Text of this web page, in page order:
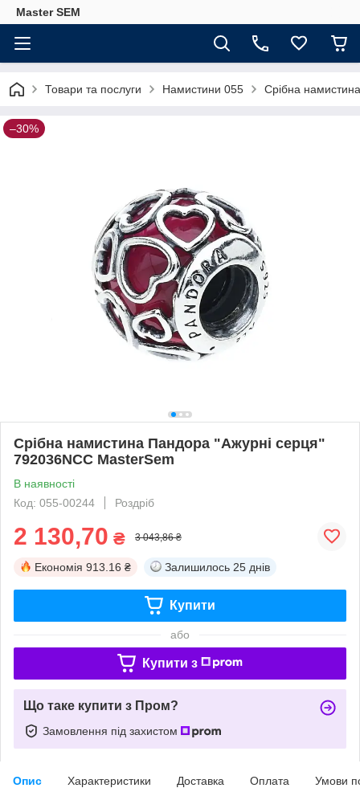
Master SEM
Товари та послуги Намистини 055 Срібна
–30%
Срібна намистина Пандора "Ажурні серця"
792036NCC MasterSem
В наявності
Код: 055-00244
Роздріб
2 130,70 ₴ 3 043,86 ₴
Економія 913.16 ₴ Залишилось 25 днів
Купити
або
Купити з
Що таке купити з Пром?
Замовлення під захистом
Опис Характеристики Доставка Оплата Умови